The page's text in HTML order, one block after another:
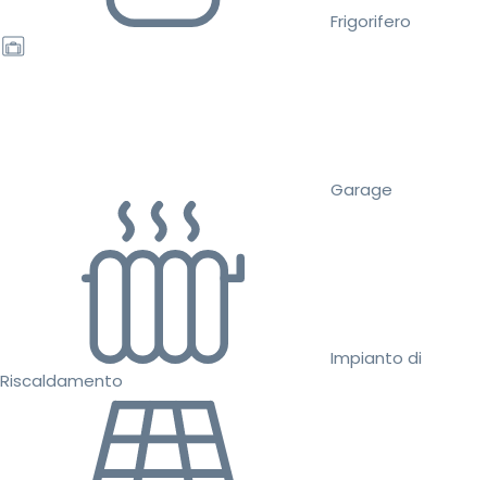
Frigorifero
Garage
Impianto di
Riscaldamento